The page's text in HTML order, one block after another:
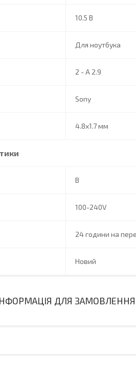
10.5 В
Для ноутбука
2 - А 2.9
Sony
4.8x1.7 мм
B
100-240V
24 години на
Новий
ДЛЯ ЗАМОВЛЕННЯ